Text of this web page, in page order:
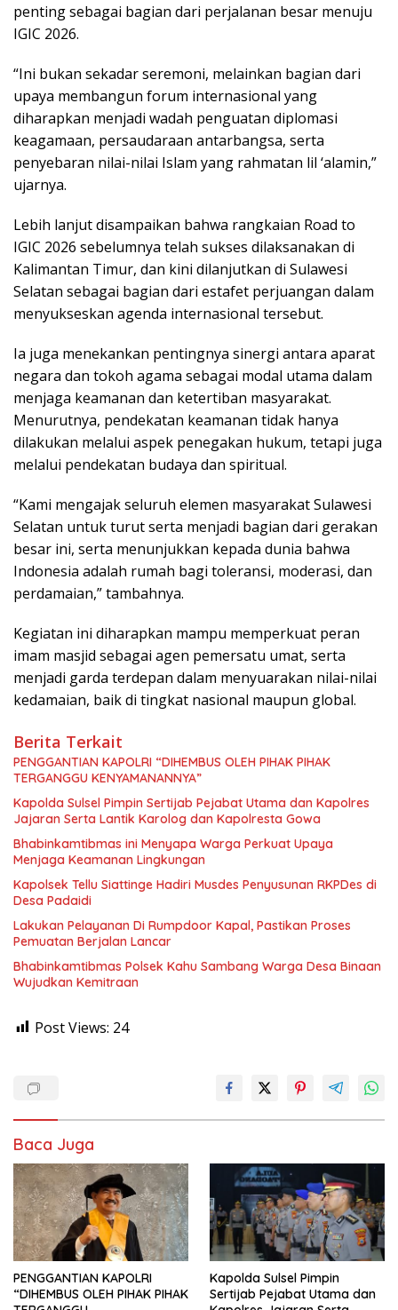
penting sebagai bagian dari perjalanan besar menuju
IGIC 2026.
“Ini bukan sekadar seremoni, melainkan bagian dari
upaya membangun forum internasional yang
diharapkan menjadi wadah penguatan diplomasi
keagamaan, persaudaraan antarbangsa, serta
penyebaran nilai-nilai Islam yang rahmatan lil ‘alamin,”
ujarnya.
Lebih lanjut disampaikan bahwa rangkaian Road to
IGIC 2026 sebelumnya telah sukses dilaksanakan di
Kalimantan Timur, dan kini dilanjutkan di Sulawesi
Selatan sebagai bagian dari estafet perjuangan dalam
menyukseskan agenda internasional tersebut.
Ia juga menekankan pentingnya sinergi antara aparat
negara dan tokoh agama sebagai modal utama dalam
menjaga keamanan dan ketertiban masyarakat.
Menurutnya, pendekatan keamanan tidak hanya
dilakukan melalui aspek penegakan hukum, tetapi juga
melalui pendekatan budaya dan spiritual.
“Kami mengajak seluruh elemen masyarakat Sulawesi
Selatan untuk turut serta menjadi bagian dari gerakan
besar ini, serta menunjukkan kepada dunia bahwa
Indonesia adalah rumah bagi toleransi, moderasi, dan
perdamaian,” tambahnya.
Kegiatan ini diharapkan mampu memperkuat peran
imam masjid sebagai agen pemersatu umat, serta
menjadi garda terdepan dalam menyuarakan nilai-nilai
kedamaian, baik di tingkat nasional maupun global.
Berita Terkait
PENGGANTIAN KAPOLRI “DIHEMBUS OLEH PIHAK PIHAK
TERGANGGU KENYAMANANNYA”
Kapolda Sulsel Pimpin Sertijab Pejabat Utama dan Kapolres
Jajaran Serta Lantik Karolog dan Kapolresta Gowa
Bhabinkamtibmas ini Menyapa Warga Perkuat Upaya
Menjaga Keamanan Lingkungan
Kapolsek Tellu Siattinge Hadiri Musdes Penyusunan RKPDes di
Desa Padaidi
Lakukan Pelayanan Di Rumpdoor Kapal, Pastikan Proses
Pemuatan Berjalan Lancar
Bhabinkamtibmas Polsek Kahu Sambang Warga Desa Binaan
Wujudkan Kemitraan
Post Views: 24
Baca Juga
PENGGANTIAN KAPOLRI
“DIHEMBUS OLEH PIHAK PIHAK
Kapolda Sulsel Pimpin
Sertijab Pejabat Utama dan